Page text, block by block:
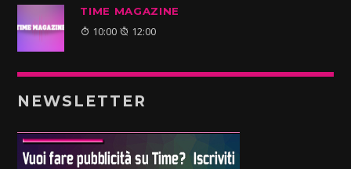
TIME MAGAZINE
10:00 12:00
NEWSLETTER